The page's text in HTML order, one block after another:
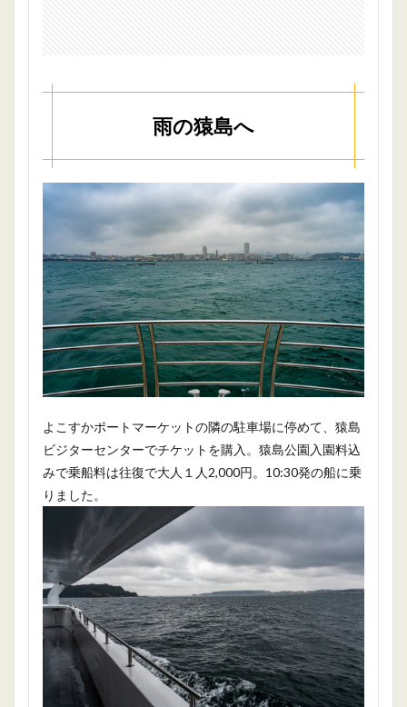
雨の猿島へ
よこすかポートマーケットの隣の駐車場に停めて、猿島
ビジターセンターでチケットを購入。猿島公園入園料込
みで乗船料は往復で大人１人2,000円。10:30発の船に乗
りました。